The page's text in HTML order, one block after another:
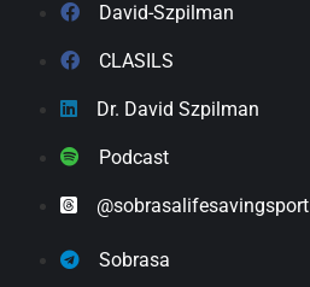
David-Szpilman
CLASILS
Dr. David Szpilman
Podcast
@sobrasalifesavingsport
Sobrasa